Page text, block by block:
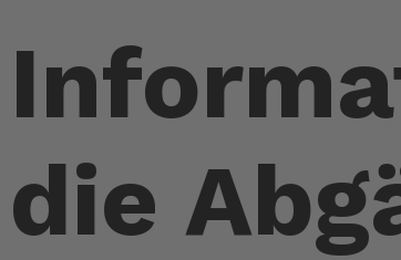
die